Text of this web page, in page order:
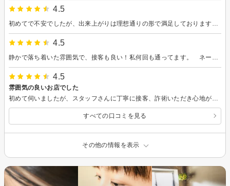
4.5
4.5
4.5
雰囲気の良いお店でした
すべての口コミを見る
その他の情報を表示